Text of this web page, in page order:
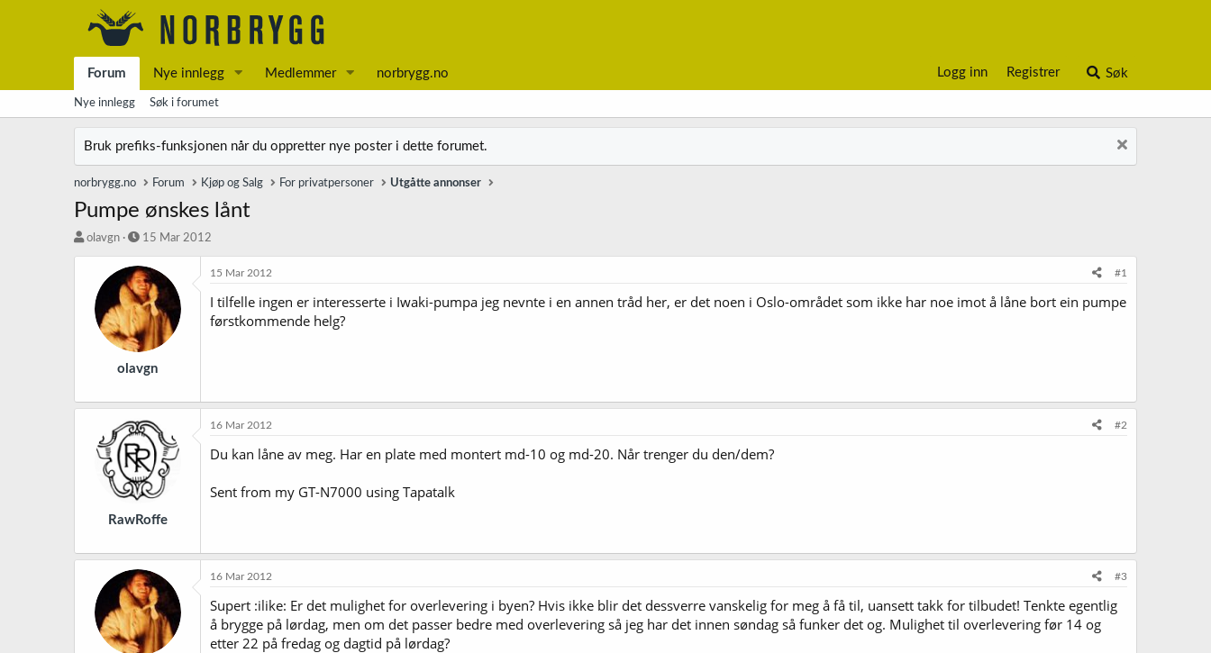
Forum Nye innlegg Medlemmer norbrygg.no Logg inn Registrer Søk
Nye innlegg Søk i forumet
Bruk prefiks-funksjonen når du oppretter nye poster i dette forumet.
norbrygg.no Forum Kjøp og Salg For privatpersoner Utgåtte annonser
Pumpe ønskes lånt
T
r
olavgn
S
a
r
t
d
a
t
o
15 Mar 2012
olavgn
15 Mar 2012 #1
I tilfelle ingen er interesserte i Iwaki-pumpa jeg nevnte i en annen tråd her, er det noen i Oslo-området som ikke har noe imot å låne bort ein pumpe
førstkommende helg?
RawRoffe
16 Mar 2012 #2
Du kan låne av meg. Har en plate med montert md-10 og md-20. Når trenger du den/dem?
Sent from my GT-N7000 using Tapatalk
16 Mar 2012 #3
Supert :ilike: Er det mulighet for overlevering i byen? Hvis ikke blir det dessverre vanskelig for meg å få til, uansett takk for tilbudet! Tenkte egentlig
å brygge på lørdag, men om det passer bedre med overlevering så jeg har det innen søndag så funker det og. Mulighet til overlevering før 14 og
etter 22 på fredag og dagtid på lørdag?